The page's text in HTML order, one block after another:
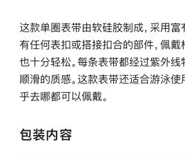
这款单圈表带由软硅胶制成，采用富
有任何表扣或搭接扣合的部件，佩戴
也十分轻松。每条表带都经过紫外线
顺滑的质感。这款表带还适合游泳使
乎去哪都可以佩戴。
包装内容